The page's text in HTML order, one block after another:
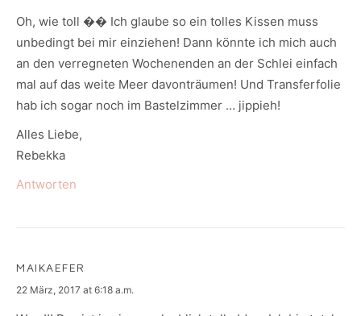
Oh, wie toll �� Ich glaube so ein tolles Kissen muss
unbedingt bei mir einziehen! Dann könnte ich mich auch
an den verregneten Wochenenden an der Schlei einfach
mal auf das weite Meer davonträumen! Und Transferfolie
hab ich sogar noch im Bastelzimmer … jippieh!
Alles Liebe,
Rebekka
Antworten
MAIKAEFER
says:
22 März, 2017 at 6:18 a.m.